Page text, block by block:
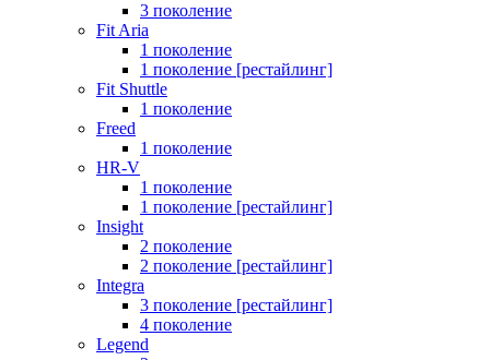
3 поколение
Fit Aria
1 поколение
1 поколение [рестайлинг]
Fit Shuttle
1 поколение
Freed
1 поколение
HR-V
1 поколение
1 поколение [рестайлинг]
Insight
2 поколение
2 поколение [рестайлинг]
Integra
3 поколение [рестайлинг]
4 поколение
Legend